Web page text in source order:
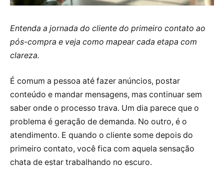
Entenda a jornada do cliente do primeiro contato ao
pós-compra e veja como mapear cada etapa com
clareza.
É comum a pessoa até fazer anúncios, postar
conteúdo e mandar mensagens, mas continuar sem
saber onde o processo trava. Um dia parece que o
problema é geração de demanda. No outro, é o
atendimento. E quando o cliente some depois do
primeiro contato, você fica com aquela sensação
chata de estar trabalhando no escuro.